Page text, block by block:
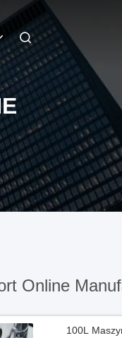
Online
100L